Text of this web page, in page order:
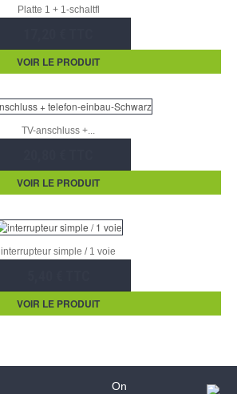
Platte 1 + 1-schaltfl
VOIR LE PRODUIT
TV-anschluss +...
VOIR LE PRODUIT
interrupteur simple / 1 voie
VOIR LE PRODUIT
On